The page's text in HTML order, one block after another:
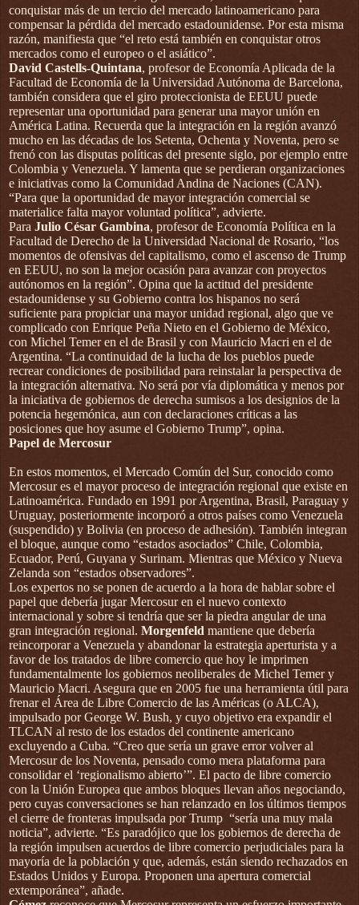
conquistar más de un tercio del mercado latinoamericano para
compensar la pérdida del mercado estadounidense. Por esta misma
razón, manifiesta que “el reto está también en conquistar otros
mercados como el europeo o el asiático”.
David Castells-Quintana, profesor de Economía Aplicada de la
Facultad de Economía de la Universidad Autónoma de Barcelona,
también considera que el giro proteccionista de EEUU puede
representar una oportunidad para generar una mayor unión en
América Latina. Recuerda que la integración en la región avanzó
mucho en las décadas de los Setenta, Ochenta y Noventa, pero se
frenó con las disputas políticas del presente siglo, por ejemplo entre
Colombia y Venezuela. Y lamenta que se perdieran organizaciones
e iniciativas como la Comunidad Andina de Naciones (CAN).
“Para que la oportunidad de mayor integración comercial se
materialice falta mayor voluntad política”, advierte.
Para Julio César Gambina, profesor de Economía Política en la
Facultad de Derecho de la Universidad Nacional de Rosario, “los
momentos de ofensivas del capitalismo, como el ascenso de Trump
en EEUU, no son la mejor ocasión para avanzar con proyectos
autónomos en la región”. Opina que la actitud del presidente
estadounidense y su Gobierno contra los hispanos no será
suficiente para propiciar una mayor unidad regional, algo que ve
complicado con Enrique Peña Nieto en el Gobierno de México,
con Michel Temer en el de Brasil y con Mauricio Macri en el de
Argentina. “La continuidad de la lucha de los pueblos puede
recrear condiciones de posibilidad para reinstalar la perspectiva de
la integración alternativa. No será por vía diplomática y menos por
la iniciativa de gobiernos de derecha sumisos a los designios de la
potencia hegemónica, aun con declaraciones críticas a las
posiciones que hoy asume el Gobierno Trump”, opina.
Papel de Mercosur
En estos momentos, el Mercado Común del Sur, conocido como
Mercosur es el mayor proceso de integración regional que existe en
Latinoamérica. Fundado en 1991 por Argentina, Brasil, Paraguay y
Uruguay, posteriormente incorporó a otros países como Venezuela
(suspendido) y Bolivia (en proceso de adhesión). También integran
el bloque, aunque como “estados asociados” Chile, Colombia,
Ecuador, Perú, Guyana y Surinam. Mientras que México y Nueva
Zelanda son “estados observadores”.
Los expertos no se ponen de acuerdo a la hora de hablar sobre el
papel que debería jugar Mercosur en el nuevo contexto
internacional y sobre si tendría que ser la piedra angular de una
gran integración regional. Morgenfeld mantiene que debería
reincorporar a Venezuela y abandonar la estrategia aperturista y a
favor de los tratados de libre comercio que hoy le imprimen
fundamentalmente los gobiernos neoliberales de Michel Temer y
Mauricio Macri. Asegura que en 2005 fue una herramienta útil para
frenar el Área de Libre Comercio de las Américas (o ALCA),
impulsado por George W. Bush, y cuyo objetivo era expandir el
TLCAN al resto de los estados del continente americano
excluyendo a Cuba. “Creo que sería un grave error volver al
Mercosur de los Noventa, pensado como mera plataforma para
consolidar el ‘regionalismo abierto’”. El pacto de libre comercio
con la Unión Europea que ambos bloques llevan años negociando,
pero cuyas conversaciones se han relanzado en los últimos tiempos
el cierre de fronteras impulsada por Trump “sería una muy mala
noticia”, advierte. “Es paradójico que los gobiernos de derecha de
la región impulsen acuerdos de libre comercio perjudiciales para la
mayoría de la población y que, además, están siendo rechazados en
Estados Unidos y Europa. Proponen una apertura comercial
extemporánea”, añade.